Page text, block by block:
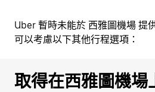
Uber 暫時未能於 西雅圖機場 提
可以考慮以下其他行程選項：
取得在西雅圖機場